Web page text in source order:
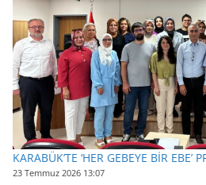
KARABÜK’TE ‘HER GEBEYE BİR EBE’
23 Temmuz 2026 13:07